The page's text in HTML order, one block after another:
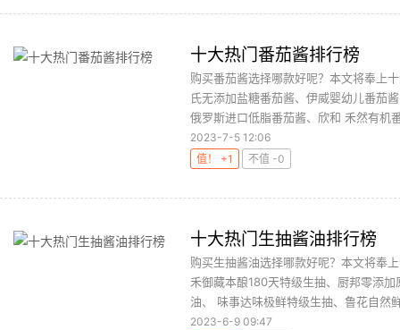
十大热门番茄酱排行榜
购买番茄酱选择哪款好呢？本文将奉上
氏无添加盐糖番茄酱、伊威婴幼儿番茄
俄罗斯进口低脂番茄酱、欣和 禾然有机
2023-7-5 12:06
值！ +1
不值 -0
十大热门生抽酱油排行榜
购买生抽酱油选择哪款好呢？本文将奉
禾御藏本酿180天特级生抽、厨邦零添
油、 味事达味极鲜特级生抽、鲁花自然
2023-6-9 09:47